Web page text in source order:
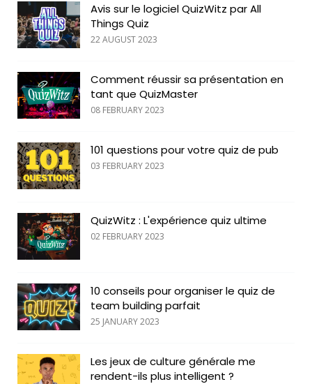
Avis sur le logiciel QuizWitz par All
Things Quiz
22 AUGUST 2023
Comment réussir sa présentation en
tant que QuizMaster
08 FEBRUARY 2023
101 questions pour votre quiz de pub
03 FEBRUARY 2023
QuizWitz : L'expérience quiz ultime
02 FEBRUARY 2023
10 conseils pour organiser le quiz de
team building parfait
25 JANUARY 2023
Les jeux de culture générale me
rendent-ils plus intelligent ?